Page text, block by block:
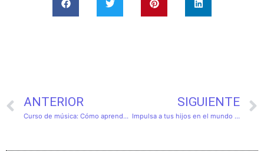
ANTERIOR
Curso de música: Cómo aprender y perfeccionar tu talento
SIGUIENTE
Impulsa a tus hijos en el mundo de Dance Kids y Kpop